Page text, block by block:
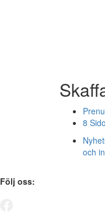
8
och
Följ oss: